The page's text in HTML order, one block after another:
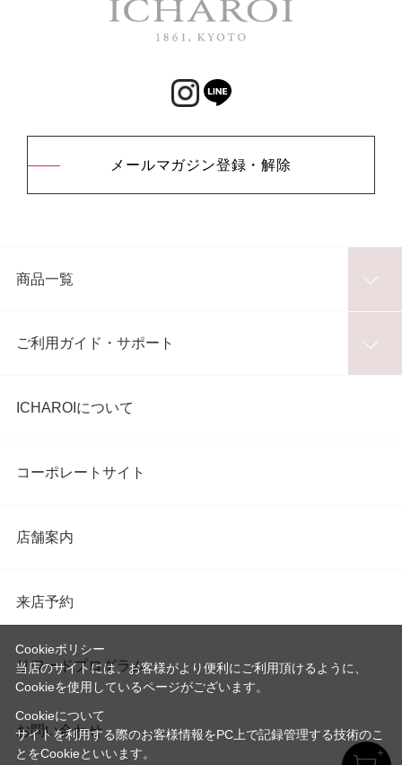
メールマガジン登録・解除
商品一覧
ご利用ガイド・サポート
ICHAROIについて
コーポレートサイト
店舗案内
来店予約
リワードプログラム
お問い合わせ
Cookieポリシー
当店のサイトには、お客様がより便利にご利用頂けるように、
Cookieを使用しているページがございます。
Cookieについて
サイトを利用する際のお客様情報をPC上で記録管理する技術のこ
とをCookieといいます。